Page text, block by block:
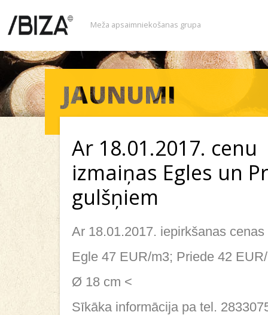
Meža apsaimniekošanas grupa
Ar 18.01.2017. cenu
izmaiņas Egles un
gulšņiem
Ar 18.01.2017. iepirkšanas
Egle 47 EUR/m3; Priede 42
Ø 18 cm <
Sīkāka informācija pa tel.